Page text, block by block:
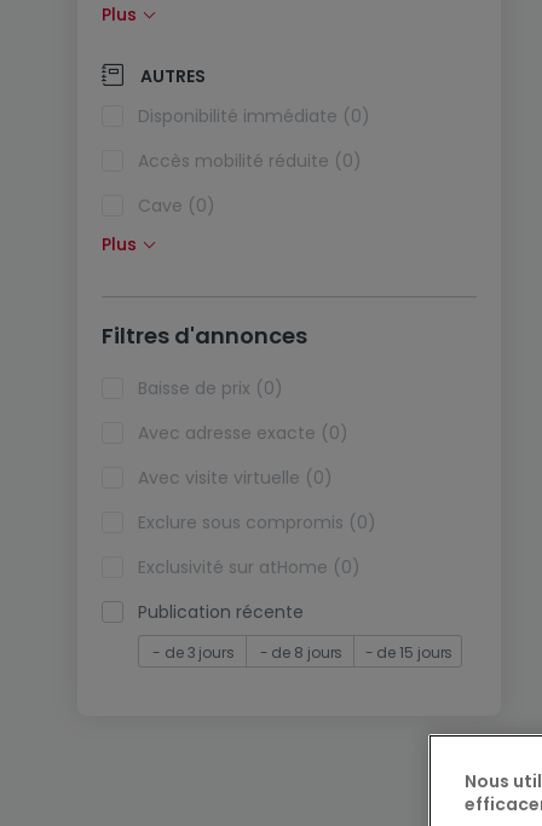
Panneaux solaires (0)
Pompe à chaleur (0)
Climatisation (0)
Fibre optique (0)
Plus
AUTRES
Disponibilité immédiate (0)
Accès mobilité réduite (0)
Cave (0)
Grenier (0)
Ascenseur (0)
Viager (0)
Biens de vacances (0)
Plus
Filtres d'annonces
Baisse de prix (0)
Avec adresse exacte (0)
Avec visite virtuelle (0)
Exclure sous compromis (0)
Exclusivité sur atHome (0)
Publication récente
- de 3 jours - de 8 jours - de 15 jours
Nous